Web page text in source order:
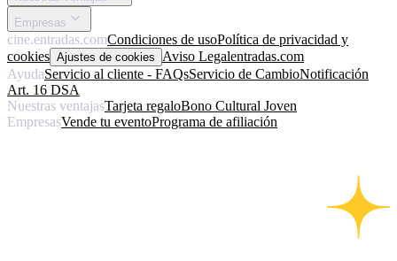
Empresas
cine.entradas.comCondiciones de usoPolítica de privacidad y
cookies Ajustes de cookies Aviso Legalentradas.com
AyudaServicio al cliente - FAQsServicio de CambioNotificación
Art. 16 DSA
Nuestras ventajasTarjeta regaloBono Cultural Joven
EmpresasVende tu eventoPrograma de afiliación